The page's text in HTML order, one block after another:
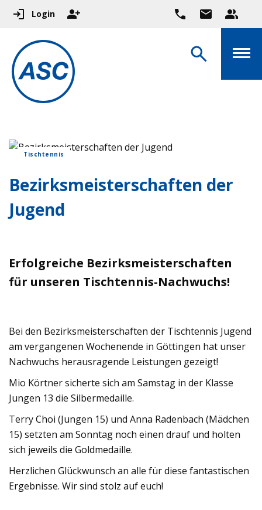
Login
Tischtennis
Bezirksmeisterschaften der
Jugend
Erfolgreiche Bezirksmeisterschaften
für unseren Tischtennis-Nachwuchs!
Bei den Bezirksmeisterschaften der Tischtennis Jugend
am vergangenen Wochenende in Göttingen hat unser
Nachwuchs herausragende Leistungen gezeigt!
Mio Körtner sicherte sich am Samstag in der Klasse
Jungen 13 die Silbermedaille.
Terry Choi (Jungen 15) und Anna Radenbach (Mädchen
15) setzten am Sonntag noch einen drauf und holten
sich jeweils die Goldmedaille.
Herzlichen Glückwunsch an alle für diese fantastischen
Ergebnisse. Wir sind stolz auf euch!